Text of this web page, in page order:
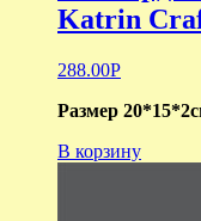
Katrin
288.00Р
Размер
В корзину